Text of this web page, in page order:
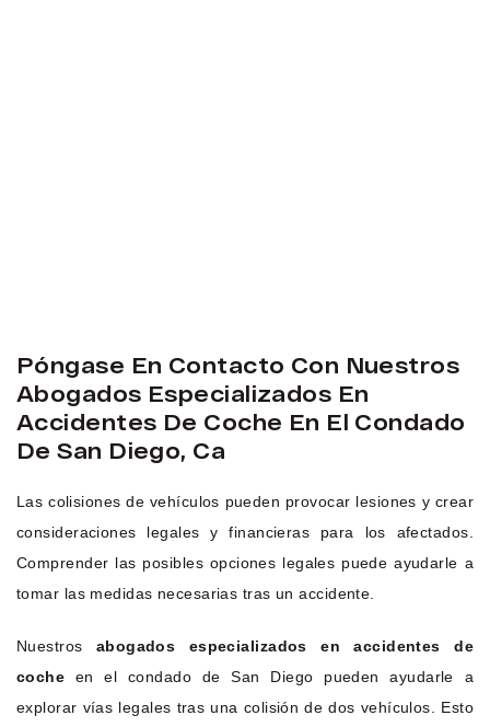
Póngase En Contacto Con Nuestros
Abogados Especializados En
Accidentes De Coche En El Condado
De San Diego, Ca
Las colisiones de vehículos pueden provocar lesiones y crear
consideraciones legales y financieras para los afectados.
Comprender las posibles opciones legales puede ayudarle a
tomar las medidas necesarias tras un accidente.
Nuestros abogados especializados en accidentes de
coche en el condado de San Diego pueden ayudarle a
explorar vías legales tras una colisión de dos vehículos. Esto